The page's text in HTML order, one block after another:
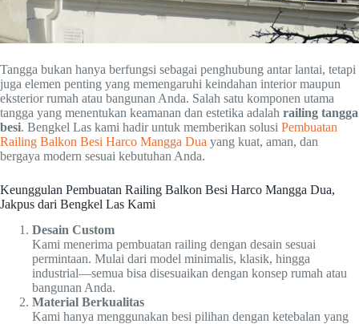
Tangga bukan hanya berfungsi sebagai penghubung antar lantai, tetapi
juga elemen penting yang memengaruhi keindahan interior maupun
eksterior rumah atau bangunan Anda. Salah satu komponen utama
tangga yang menentukan keamanan dan estetika adalah railing tangga
besi. Bengkel Las kami hadir untuk memberikan solusi Pembuatan
Railing Balkon Besi Harco Mangga Dua yang kuat, aman, dan
bergaya modern sesuai kebutuhan Anda.
Keunggulan Pembuatan Railing Balkon Besi Harco Mangga Dua,
Jakpus dari Bengkel Las Kami
Desain Custom
Kami menerima pembuatan railing dengan desain sesuai
permintaan. Mulai dari model minimalis, klasik, hingga
industrial—semua bisa disesuaikan dengan konsep rumah atau
bangunan Anda.
Material Berkualitas
Kami hanya menggunakan besi pilihan dengan ketebalan yang